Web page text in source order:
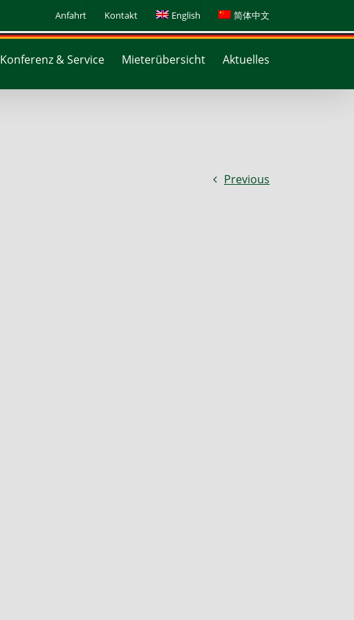
Anfahrt Kontakt English 简体中文
Konferenz & Service Mieterübersicht Aktuelles
Previous